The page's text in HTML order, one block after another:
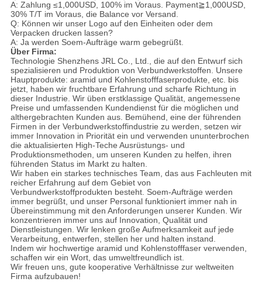
A: Zahlung ≤1,000USD, 100% im Voraus. Payment≧1,000USD,
30% T/T im Voraus, die Balance vor Versand.
Q: Können wir unser Logo auf den Einheiten oder dem
Verpacken drucken lassen?
A: Ja werden Soem-Aufträge warm gebegrüßt.
Über Firma:
Technologie Shenzhens JRL Co., Ltd., die auf den Entwurf sich
spezialisieren und Produktion von Verbundwerkstoffen. Unsere
Hauptprodukte: aramid und Kohlenstofffaserprodukte, etc. bis
jetzt, haben wir fruchtbare Erfahrung und scharfe Richtung in
dieser Industrie. Wir üben erstklassige Qualität, angemessene
Preise und umfassenden Kundendienst für die möglichen und
althergebrachten Kunden aus. Bemühend, eine der führenden
Firmen in der Verbundwerkstoffindustrie zu werden, setzen wir
immer Innovation in Priorität ein und verwenden ununterbrochen
die aktualisierten High-Teche Ausrüstungs- und
Produktionsmethoden, um unseren Kunden zu helfen, ihren
führenden Status im Markt zu halten.
Wir haben ein starkes technisches Team, das aus Fachleuten mit
reicher Erfahrung auf dem Gebiet von
Verbundwerkstoffprodukten besteht. Soem-Aufträge werden
immer begrüßt, und unser Personal funktioniert immer nah in
Übereinstimmung mit den Anforderungen unserer Kunden. Wir
konzentrieren immer uns auf Innovation, Qualität und
Dienstleistungen. Wir lenken große Aufmerksamkeit auf jede
Verarbeitung, entwerfen, stellen her und halten instand.
Indem wir hochwertige aramid und Kohlenstofffaser verwenden,
schaffen wir ein Wort, das umweltfreundlich ist.
Wir freuen uns, gute kooperative Verhältnisse zur weltweiten
Firma aufzubauen!